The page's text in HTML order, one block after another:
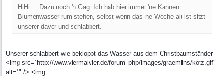
HiHi.... Dazu noch 'n Gag. Ich hab hier immer 'ne Kannen
Blumenwasser rum stehen, selbst wenn das 'ne Woche alt ist sitzt
unserer davor und schlabbert.
Unserer schlabbert wie bekloppt das Wasser aus dem Christbaumständer
<img src="http://www.viermalvier.de/forum_php/images/graemlins/kotz.gif"
alt="" /> <img